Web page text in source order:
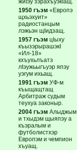
1950 гъэм «Европэ
щхьэхуит»
радиостанцым
лэжьэн щIидзащ.
1957 гъэм цIыху
къызэрырашэкI
«Ил-18»
кхъухьлъатэ
лIэужьыгъуэр япэу
уэгум ихьащ.
1991 гъэм УФ-м
къыщащтащ
Арбитраж судым
теухуа законыр.
2004 гъэм Алыджым
и тхыдэм щыяпэу а
къэралым и
футболистхэр
Европэм и чемпион
хъуащ.